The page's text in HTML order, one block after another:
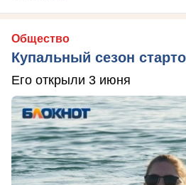
Общество
Купальный сезон
Его открыли 3 июня